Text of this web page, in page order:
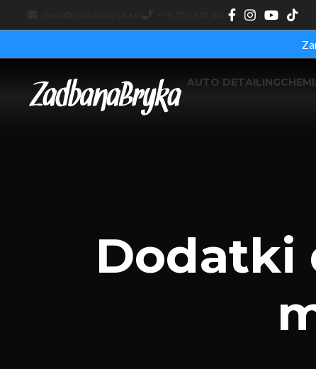
AUTO DETAILING
Dodatki